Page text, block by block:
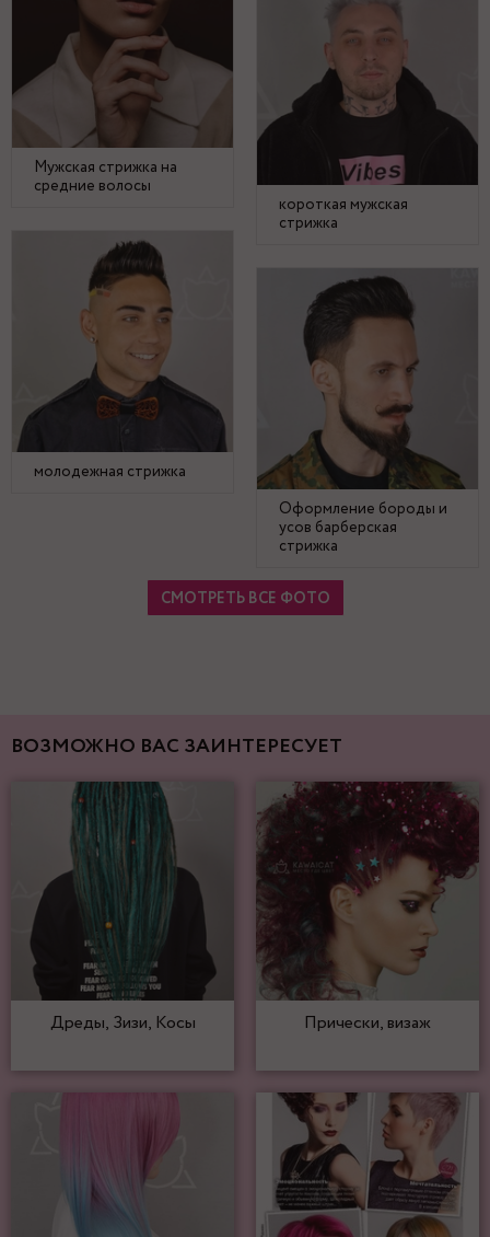
Мужская стрижка на
средние волосы
короткая мужская
стрижка
молодежная стрижка
Оформление бороды и
усов барберская
стрижка
СМОТРЕТЬ ВСЕ ФОТО
ВОЗМОЖНО ВАС ЗАИНТЕРЕСУЕТ
Дреды, Зизи, Косы Прически, визаж